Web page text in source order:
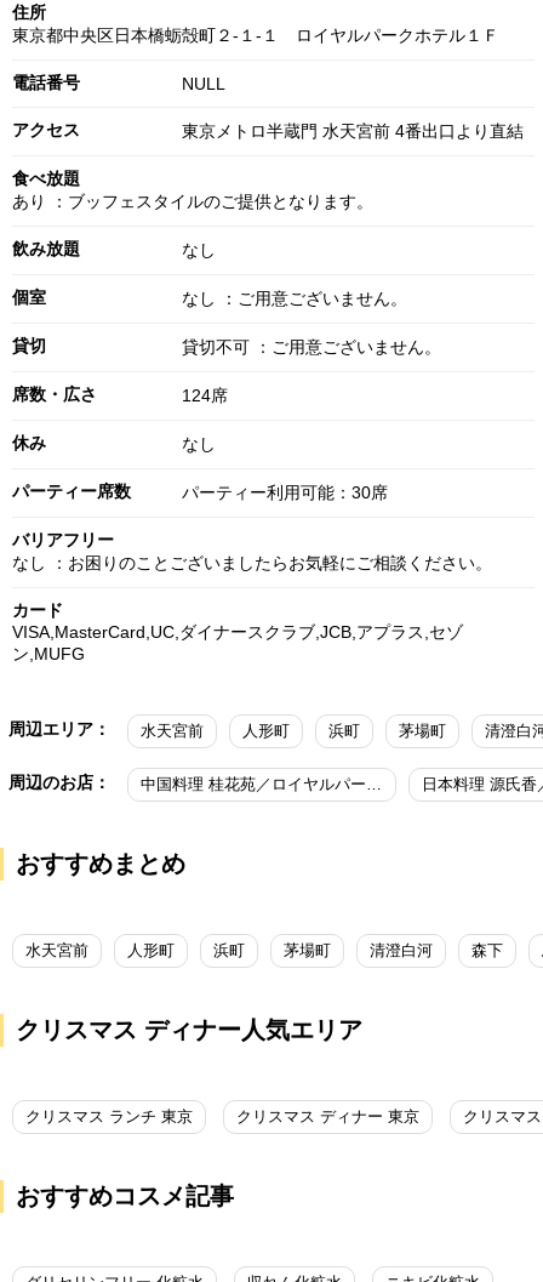
住所
東京都中央区日本橋蛎殻町２‐１‐１ ロイヤルパークホテル１Ｆ
電話番号 NULL
アクセス 東京メトロ半蔵門 水天宮前 4番出口より直結
食べ放題
あり ：ブッフェスタイルのご提供となります。
飲み放題 なし
個室 なし ：ご用意ございません。
貸切 貸切不可 ：ご用意ございません。
席数・広さ 124席
休み なし
パーティー席数 パーティー利用可能：30席
バリアフリー
なし ：お困りのことございましたらお気軽にご相談ください。
カード
VISA,MasterCard,UC,ダイナースクラブ,JCB,アプラス,セゾ
ン,MUFG
周辺エリア： 水天宮前 人形町 浜町 茅場町 清澄白
周辺のお店： 中国料理 桂花苑／ロイヤルパークホテル（東京・日本橋）
おすすめまとめ
水天宮前 人形町 浜町 茅場町 清澄白河 森下
クリスマス ディナー人気エリア
クリスマス ランチ 東京 クリスマス ディナー 東京 クリスマ
おすすめコスメ記事